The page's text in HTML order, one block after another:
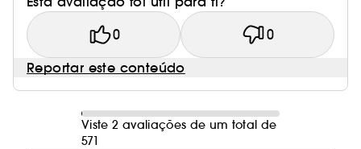
0 0
Reportar este conteúdo
Viste 2 avaliações de um total de
571